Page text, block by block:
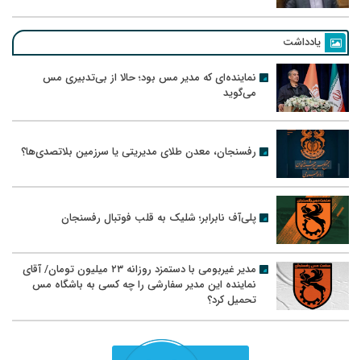
یادداشت
نماینده‌ای که مدیر مس بود؛ حالا از بی‌تدبیری مس
می‌گوید
رفسنجان، معدن طلای مدیریتی یا سرزمین بلاتصدی‌ها؟
پلی‌آف نابرابر؛ شلیک به قلب فوتبال رفسنجان
مدیر غیربومی با دستمزد روزانه ۲۳ میلیون تومان/ آقای
نماینده این مدیر سفارشی را چه کسی به باشگاه مس
تحمیل کرد؟